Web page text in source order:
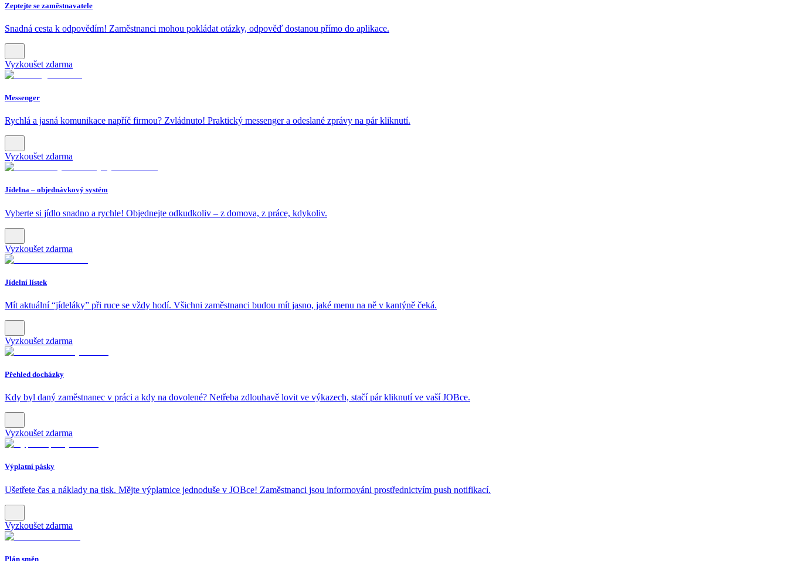
Zeptejte se zaměstnavatele
Snadná cesta k odpovědím! Zaměstnanci mohou pokládat otázky, odpověď dostanou přímo do aplikace.
Vyzkoušet zdarma
Messenger
Rychlá a jasná komunikace napříč firmou? Zvládnuto! Praktický messenger a odeslané zprávy na pár kliknutí.
Vyzkoušet zdarma
Jídelna – objednávkový systém
Vyberte si jídlo snadno a rychle! Objednejte odkudkoliv – z domova, z práce, kdykoliv.
Vyzkoušet zdarma
Jídelní lístek
Mít aktuální “jídeláky” při ruce se vždy hodí. Všichni zaměstnanci budou mít jasno, jaké menu na ně v kantýně čeká.
Vyzkoušet zdarma
Přehled docházky
Kdy byl daný zaměstnanec v práci a kdy na dovolené? Netřeba zdlouhavě lovit ve výkazech, stačí pár kliknutí ve vaší JOBce.
Vyzkoušet zdarma
Výplatní pásky
Ušetřete čas a náklady na tisk. Mějte výplatnice jednoduše v JOBce! Zaměstnanci jsou informováni prostřednictvím push notifikací.
Vyzkoušet zdarma
Plán směn